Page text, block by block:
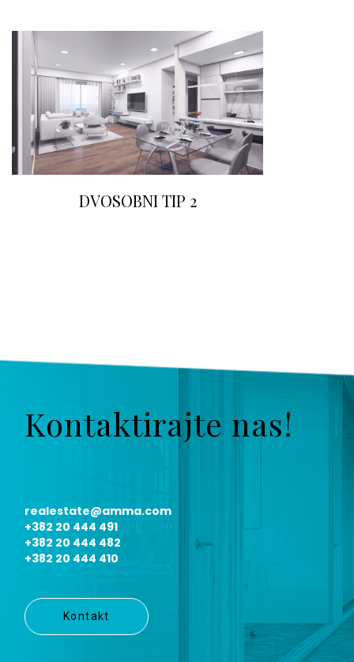
DVOSOBNI TIP 2
Kontaktirajte nas!
realestate@amma.com
+382 20 444 491
+382 20 444 482
+382 20 444 410
Kontakt